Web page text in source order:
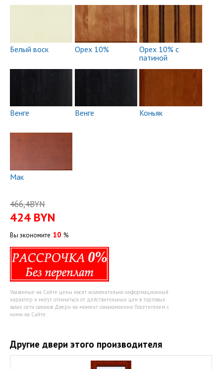
Белый воск Орех 10%
Орех 10% с
патиной
Венге Венге Коньяк
Мак
466,4BYN
424 BYN
Вы экономите 10 %
Указанные на Сайте цены носят исключительно информационный
характер и могут отличаться от действительных цен в торговых
залах сети салонов Двери на момент ознакомления Посетителем с
ними на Сайте.
Другие двери этого производителя